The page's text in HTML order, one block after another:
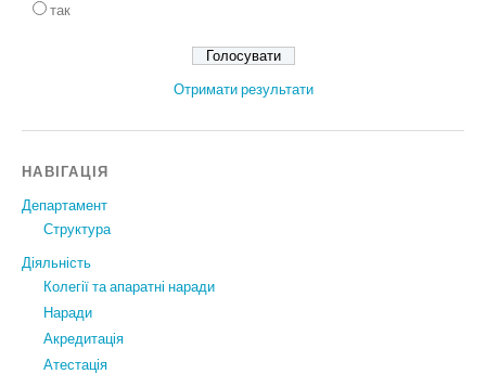
так
Отримати результати
НАВІГАЦІЯ
Департамент
Структура
Діяльність
Колегії та апаратні наради
Наради
Акредитація
Атестація